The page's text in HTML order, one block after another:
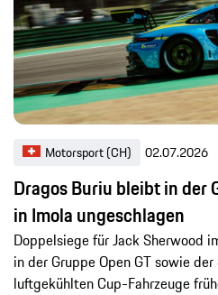
Motorsport (CH) 02.07.2026
Dragos Buriu bleibt in der
in Imola ungeschlagen
Doppelsiege für Jack Sherwood
in der Gruppe Open GT sowie
luftgekühlten Cup-Fahrzeuge